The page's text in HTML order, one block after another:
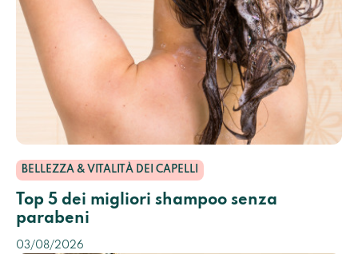
BELLEZZA & VITALITÀ DEI CAPELLI
Top 5 dei migliori shampoo senza
parabeni
03/08/2026